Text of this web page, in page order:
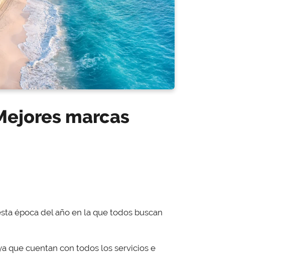
marcas
época del año en la que todos buscan
que cuentan con todos los servicios e